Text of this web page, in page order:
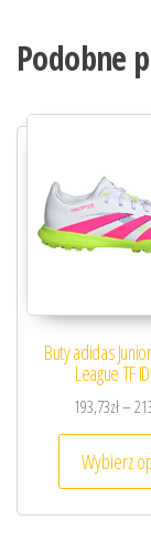
Podobne
Buty adidas
League TF
193,73zł–
Wybierz